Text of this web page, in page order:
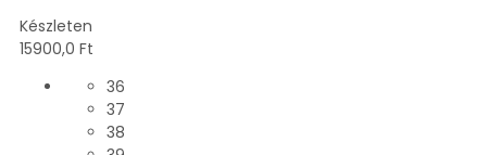
Készleten
15900,0 Ft
36
37
38